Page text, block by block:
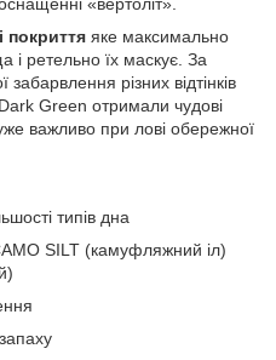
«вертоліт».
покриття яке максимально
і ретельно їх маскує. За
різних відтінків
Green отримали чудові
важливо при лові обережної
типів дна
SILT (камуфляжний іл)